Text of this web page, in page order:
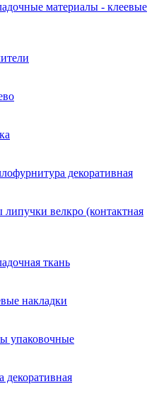
материалы - клеевые
декоративная
липучки велкро (контактная
ткань
накладки
упаковочные
декоративная